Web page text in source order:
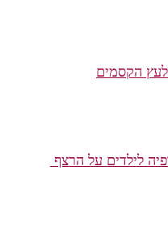
הקסמים
לילדים על הרצף